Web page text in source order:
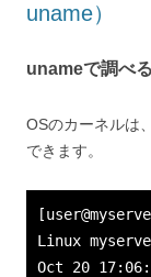
uname）
unameで調べる
OSのカーネルは
できます。
Linux
Oct 20